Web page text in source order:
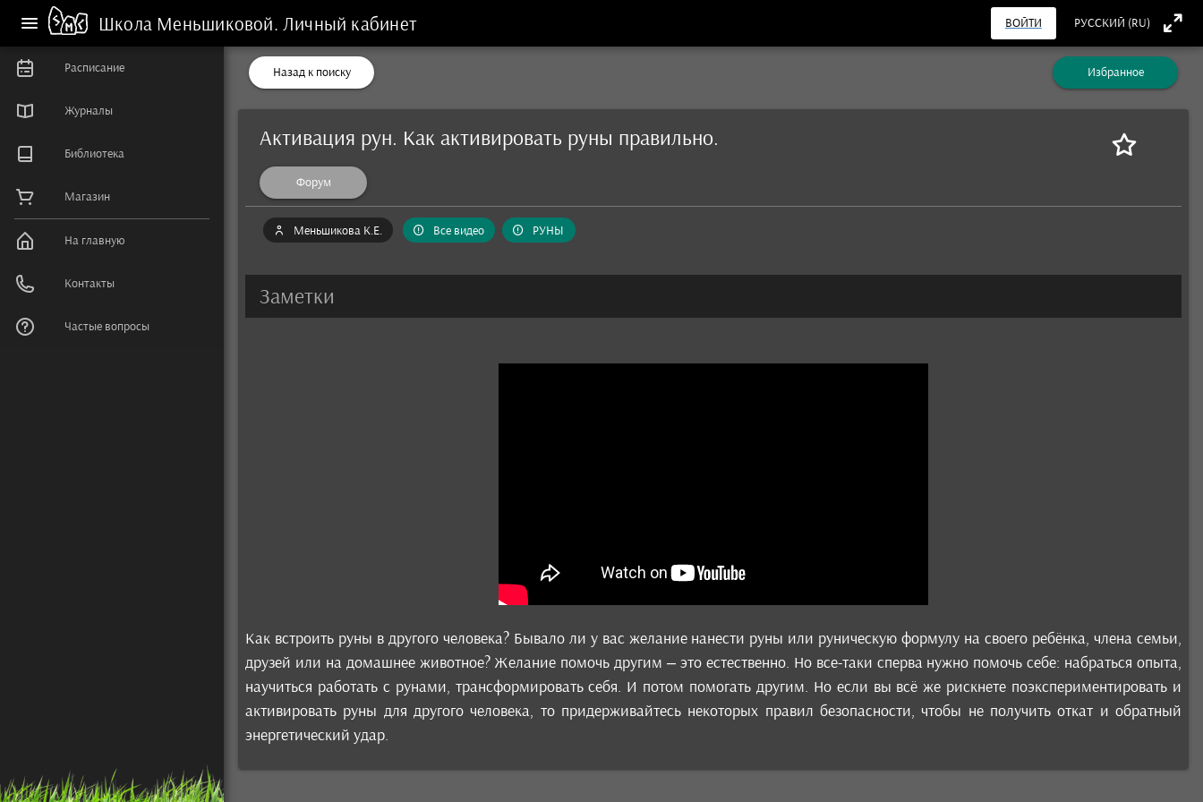
Школа Меньшиковой. Личный кабинет ВОЙТИ РУССКИЙ (RU)
Расписание
Журналы
Библиотека
Магазин
На главную
Контакты
Частые вопросы
Назад к поиску Избранное
Активация рун. Как активировать руны правильно.
Форум
Меньшикова К.Е. Все видео РУНЫ
Заметки
Как встроить руны в другого человека? Бывало ли у вас желание нанести руны или руническую формулу на своего ребёнка, члена семьи,
друзей или на домашнее животное? Желание помочь другим – это естественно. Но все-таки сперва нужно помочь себе: набраться опыта,
научиться работать с рунами, трансформировать себя. И потом помогать другим. Но если вы всё же рискнете поэкспериментировать и
активировать руны для другого человека, то придерживайтесь некоторых правил безопасности, чтобы не получить откат и обратный
энергетический удар.